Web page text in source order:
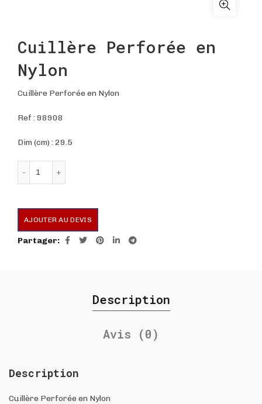
Cuillère Perforée en
Nylon
Cuillère Perforée en Nylon
Ref :98908
Dim (cm) : 29.5
AJOUTER AU DEVIS
Partager
Description
Avis (0)
Description
Cuillère Perforée en Nylon